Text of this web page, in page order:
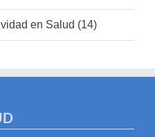
en Salud (14)